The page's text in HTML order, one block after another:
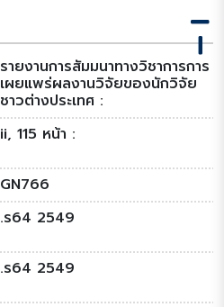
รายงานการสัมมนาทางวิชาการการ
เผยแพร่ผลงานวิจัยของนักวิจัย
ชาวต่างประเทศ :
ii, 115 หน้า :
GN766
.ร64 2549
.ร64 2549